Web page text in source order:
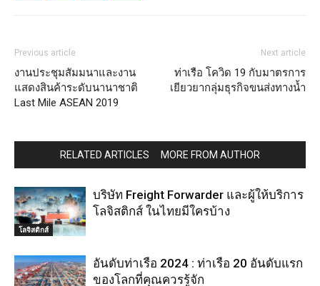
Previous article
งานประชุมสัมมนาและงาน
แสดงสินค้าระดับนานาชาติ
Last Mile ASEAN 2019
Next article
ท่าเรือ โควิด 19 กับมาตรการ
เยียวยากลุ่มธุรกิจขนส่งทางน้ำ
RELATED ARTICLES MORE FROM AUTHOR
โลจิสติกส์
บริษัท Freight Forwarder และผู้ให้บริการ
โลจิสติกส์ ในไทยมีใครบ้าง
อันดับท่าเรือ 2024 : ท่าเรือ 20 อันดับแรก
ของโลกที่คุณควรรู้จัก